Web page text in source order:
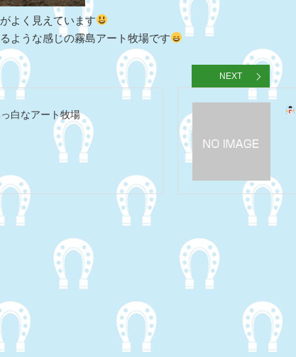
よく見えています
ような感じの霧島アート牧場です
白なアート牧場
NEXT